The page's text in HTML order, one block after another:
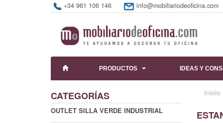
+34 961 106 146 info@mobiliariodeoficina.com
PRODUCTOS IDEAS Y
CATEGORÍAS
OUTLET SILLA VERDE INDUSTRIAL
Inicio